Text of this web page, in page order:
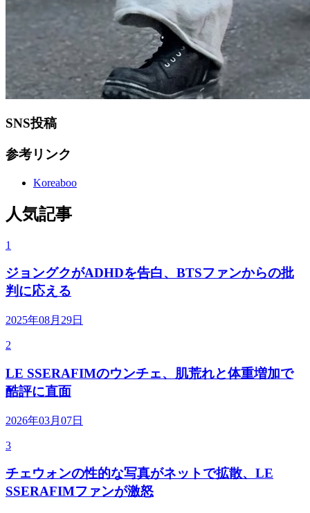
SNS投稿
参考リンク
Koreaboo
人気記事
1
ジョングクがADHDを告白、BTSファンからの批
判に応える
2025年08月29日
2
LE SSERAFIMのウンチェ、肌荒れと体重増加で
酷評に直面
2026年03月07日
3
チェウォンの性的な写真がネットで拡散、LE
SSERAFIMファンが激怒